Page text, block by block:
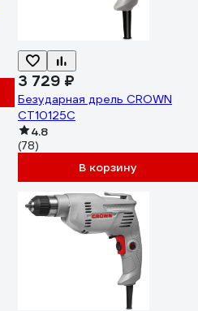
3 729 ₽
Безударная дрель CROWN
CT10125C
4.8
(78)
В корзину